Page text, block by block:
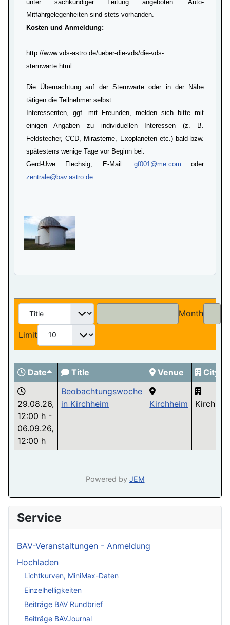
unter sachkundiger Leitung angeboten. Auto-
Mitfahrgelegenheiten sind stets vorhanden.
Kosten und Anmeldung:
http://www.vds-astro.de/ueber-die-vds/die-vds-
sternwarte.html
Die Übernachtung auf der Sternwarte oder in der Nähe
tätigen die Teilnehmer selbst.
Interessenten, ggf. mit Freunden, melden sich bitte mit
einigen Angaben zu individuellen Interessen (z. B.
Feldstecher, CCD, Mirasterne, Exoplaneten etc.) bald bzw.
spätestens wenige Tage vor Beginn bei:
Gerd-Uwe Flechsig, E-Mail: gf001@me.com oder
zentrale@bav.astro.de
Month
Limit
Date Title Venue City
29.08.26,
12:00 h -
06.09.26,
12:00 h
Beobachtungswoche
in Kirchheim
Kirchheim
Powered by JEM
Service
BAV-Veranstaltungen - Anmeldung
Hochladen
Lichtkurven, MiniMax-Daten
Einzelhelligkeiten
Beiträge BAV Rundbrief
Beiträge BAVJournal